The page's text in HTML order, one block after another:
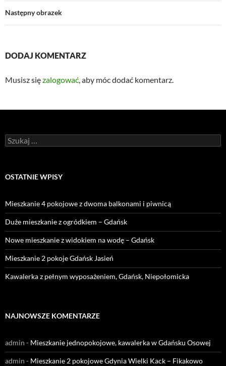
Następny obrazek
DODAJ KOMENTARZ
Musisz sięzalogować, aby móc dodać komentarz.
Szukaj:
OSTATNIE WPISY
Mieszkanie 4 pokojowe z dwoma balkonami i piwnicą
Duże mieszkanie z ogródkiem – Gdańsk
Nowe mieszkanie z widokiem na wodę – Gdańsk
Mieszkanie 2 pokoje Gdańsk Jasień
Kawalerka z pełnym wyposażeniem, Gdańsk, Niepołomicka
NAJNOWSZE KOMENTARZE
admin - Mieszkanie jednopokojowe, kawalerka w Gdańsku Osowej
admin - Mieszkanie 2 pokojowe Gdynia Wielki Kack – Fikakowo